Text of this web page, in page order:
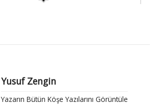
Yusuf Zengin
Yazarın Bütün Köşe Yazılarını Görüntüle